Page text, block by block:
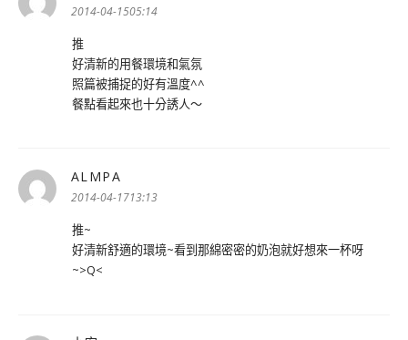
示:
2014-04-1505:14
推
好清新的用餐環境和氣氛
照篇被捕捉的好有溫度^^
餐點看起來也十分誘人～
ALMPA
示:
2014-04-1713:13
推~
好清新舒適的環境~看到那綿密密的奶泡就好想來一杯呀
~>Q<